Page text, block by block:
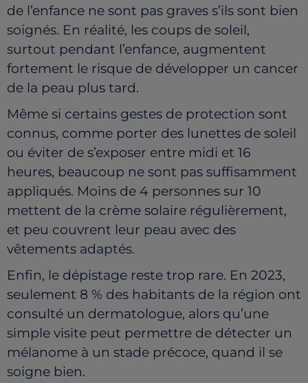
de l’enfance ne sont pas graves s’ils sont bien
soignés. En réalité, les coups de soleil,
surtout pendant l’enfance, augmentent
fortement le risque de développer un cancer
de la peau plus tard.
Même si certains gestes de protection sont
connus, comme porter des lunettes de soleil
ou éviter de s’exposer entre midi et 16
heures, beaucoup ne sont pas suffisamment
appliqués. Moins de 4 personnes sur 10
mettent de la crème solaire régulièrement,
et peu couvrent leur peau avec des
vêtements adaptés.
Enfin, le dépistage reste trop rare. En 2023,
seulement 8 % des habitants de la région ont
consulté un dermatologue, alors qu’une
simple visite peut permettre de détecter un
mélanome à un stade précoce, quand il se
soigne bien.